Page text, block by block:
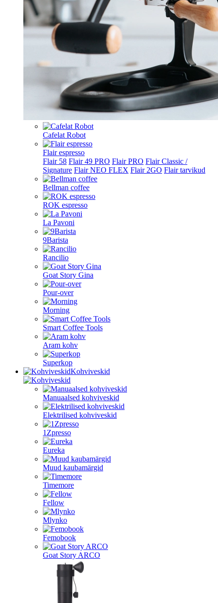
Cafelat Robot
Flair espresso
Flair 58 Flair 49 PRO Flair PRO Flair Classic /
Signature Flair NEO FLEX Flair 2GO Flair tarvikud
Bellman coffee
ROK espresso
La Pavoni
9Barista
Rancilio
Goat Story Gina
Pour-over
Morning
Smart Coffee Tools
Aram kohv
Superkop
Kohviveskid
Manuaalsed kohviveskid
Elektrilised kohviveskid
1Zpresso
Eureka
Muud kaubamärgid
Timemore
Fellow
Mlynko
Femobook
Goat Story ARCO